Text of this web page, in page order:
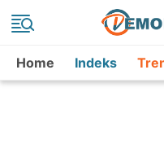
Home Indeks